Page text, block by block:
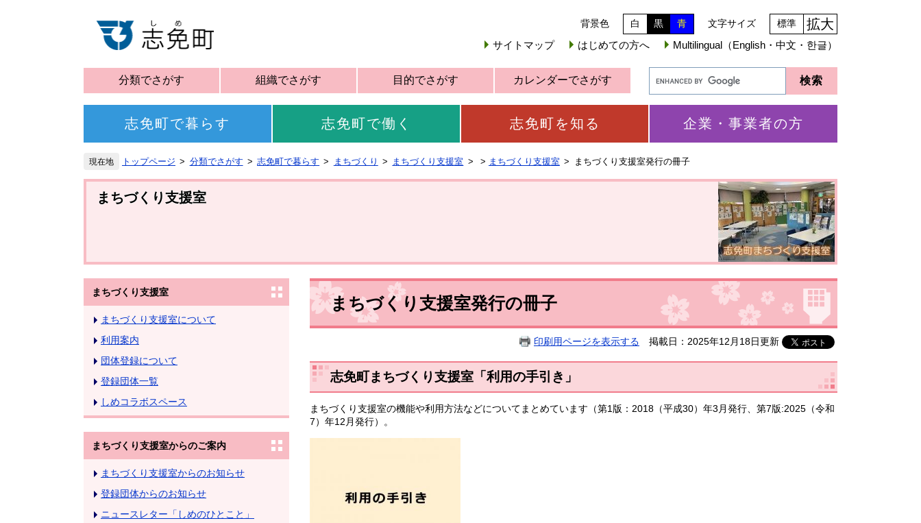
背景色 白 黒 青 文字サイズ 標準 拡大
サイトマップ はじめての方へ Multilingual（English・中文・한글）
分類でさがす 組織でさがす 目的でさがす カレンダーでさがす
志免町で暮らす 志免町で働く 志免町を知る 企業・事業者の方
トップページ 分類でさがす 志免町で暮らす まちづくり まちづくり支援室 > まちづくり支援室 まちづくり支援室発行の冊子
まちづくり支援室
まちづくり支援室
まちづくり支援室について
利用案内
団体登録について
登録団体一覧
しめコラボスペース
まちづくり支援室からのご案内
まちづくり支援室からのお知らせ
登録団体からのお知らせ
ニュースレター「しめのひとこと」
まちづくり支援室発行の冊子
印刷用ページを表示する 掲載日：2025年12月18日更新
志免町まちづくり支援室「利用の手引き」
まちづくり支援室の機能や利用方法などについてまとめています（第1版：2018（平成30）年3月発行、第7版:2025（令和
7）年12月発行）。